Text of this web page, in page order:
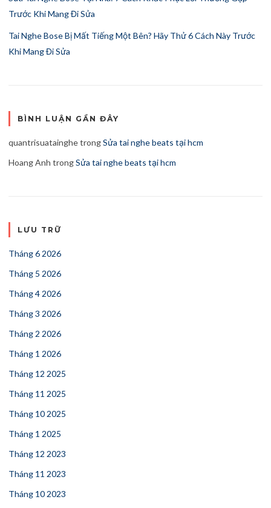
Trước Khi Mang Đi Sửa
Tai Nghe Bose Bị Mất Tiếng Một Bên? Hãy Thử 6 Cách Này Trước
Khi Mang Đi Sửa
BÌNH LUẬN GẦN ĐÂY
quantrisuatainghetrongSửa tai nghe beats tại hcm
Hoang Anh trongSửa tai nghe beats tại hcm
LƯU TRỮ
Tháng 6 2026
Tháng 5 2026
Tháng 4 2026
Tháng 3 2026
Tháng 2 2026
Tháng 1 2026
Tháng 12 2025
Tháng 11 2025
Tháng 10 2025
Tháng 1 2025
Tháng 12 2023
Tháng 11 2023
Tháng 10 2023